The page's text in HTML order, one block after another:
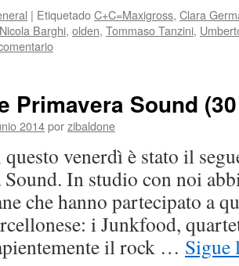
| EtiquetadoC+C=Maxigross, Clara
Nicola Barghi, olden, Tommaso Tanzini,
Primavera Sound
2014porzibaldone
venerdì è stato il
In studio con noi
che hanno partecipato a
i Junkfood,
il rock … Sigue